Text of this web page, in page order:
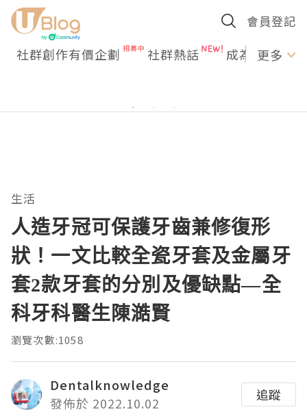
會員登記
社群創作有價企劃 社群熱話 成為U更多
生活
人造牙冠可保護牙齒兼修復形
狀！一文比較全瓷牙套及金屬牙
套2款牙套的分別及優缺點—全
科牙科醫生陳澔賢
瀏覽次數:1058
Dentalknowledge
發佈於 2022.10.02
追蹤